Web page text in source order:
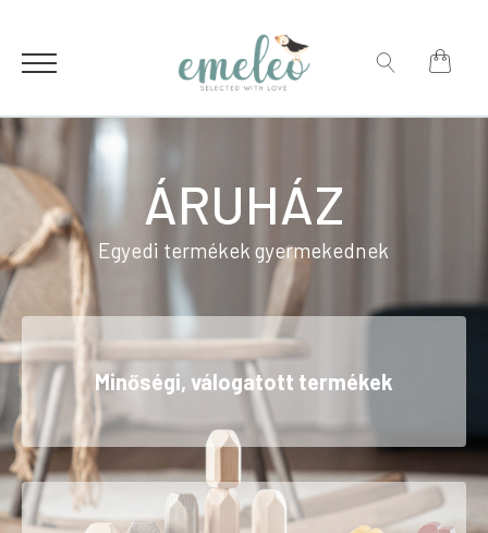
ÁRUHÁZ
Egyedi termékek gyermekednek
Minőségi, válogatott termékek